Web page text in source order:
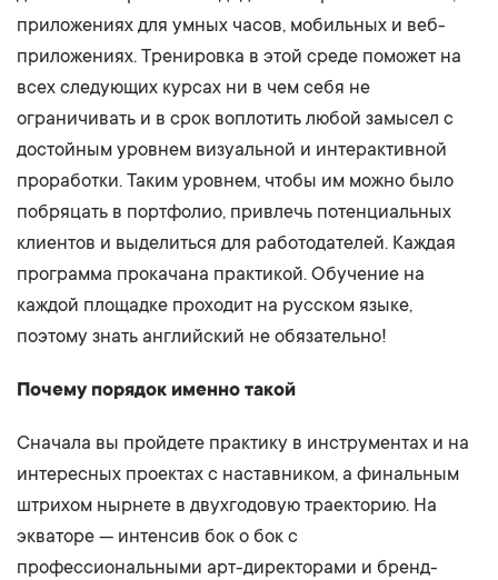
приложениях для умных часов, мобильных и веб-
приложениях. Тренировка в этой среде поможет на
всех следующих курсах ни в чем себя не
ограничивать и в срок воплотить любой замысел с
достойным уровнем визуальной и интерактивной
проработки. Таким уровнем, чтобы им можно было
побряцать в портфолио, привлечь потенциальных
клиентов и выделиться для работодателей. Каждая
программа прокачана практикой. Обучение на
каждой площадке проходит на русском языке,
поэтому знать английский не обязательно!
Почему порядок именно такой
Сначала вы пройдете практику в инструментах и на
интересных проектах с наставником, а финальным
штрихом нырнете в двухгодовую траекторию. На
экваторе — интенсив бок о бок с
профессиональными арт-директорами и бренд-